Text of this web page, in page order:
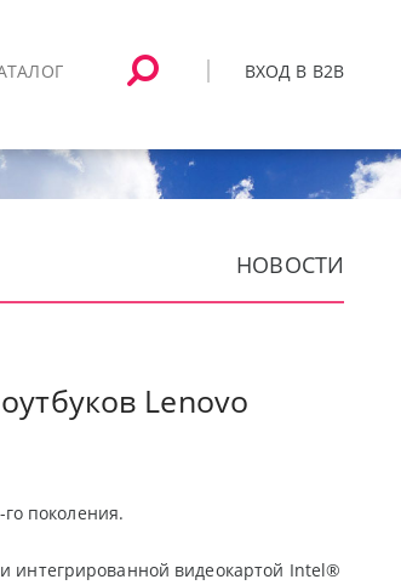
ВХОД В B2B
НОВОСТИ
Lenovo
-го поколения.
интегрированной видеокартой Intel®